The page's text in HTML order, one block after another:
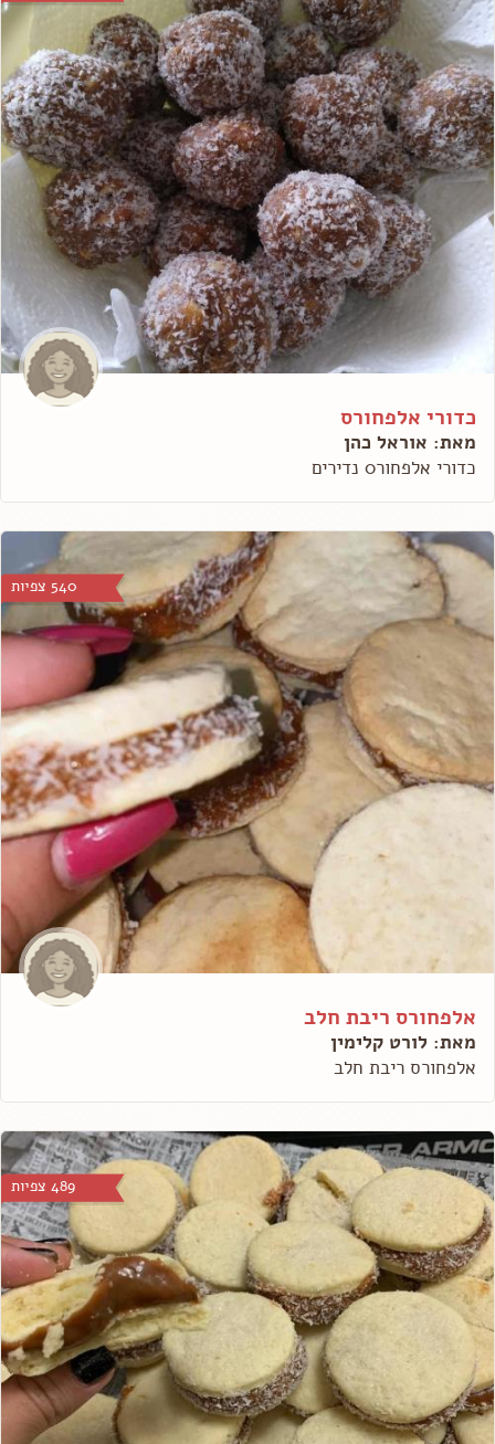
כדורי אלפחורס
מאת: אוראל כהן
כדורי אלפחור0 נדירים
540 צפיות
אלפחורס ריבת חלב
מאת: לורט קלימין
אלפחורס ריבת חלב
489 צפיות